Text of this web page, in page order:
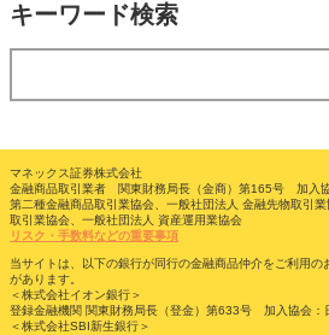
キーワード検索
マネックス証券株式会社
金融商品取引業者 関東財務局長（金商）第165号 加入
第二種金融商品取引業協会、一般社団法人 金融先物取引
取引業協会、一般社団法人 資産運用業協会
リスク・手数料などの重要事項
当サイトは、以下の銀行が同行の金融商品仲介をご利用の
があります。
＜株式会社イオン銀行＞
登録金融機関 関東財務局長（登金）第633号 加入協会：
＜株式会社SBI新生銀行＞